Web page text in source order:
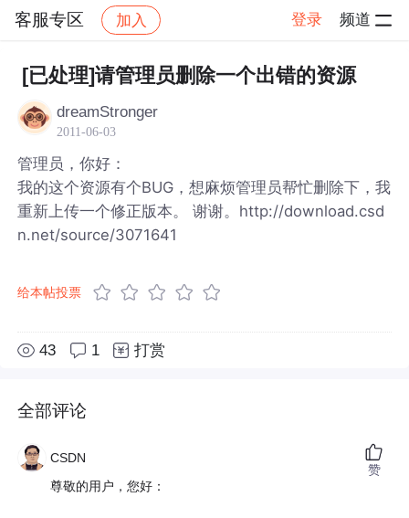
客服专区 加入 登录 频道
社区 客服专区 帖子详情
[已处理]请管理员删除一个出错的资源
dreamStronger
2011-06-03
管理员，你好：
我的这个资源有个BUG，想麻烦管理员帮忙删除下，我
重新上传一个修正版本。 谢谢。http://download.csd
n.net/source/3071641
给本帖投票
43 1 打赏
全部评论
CSDN
尊敬的用户，您好：
赞